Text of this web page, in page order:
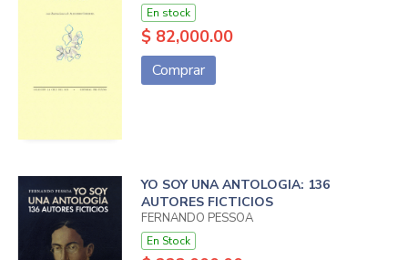
En stock
$ 82,000.00
Comprar
YO SOY UNA ANTOLOGIA: 136
AUTORES FICTICIOS
FERNANDO PESSOA
En Stock